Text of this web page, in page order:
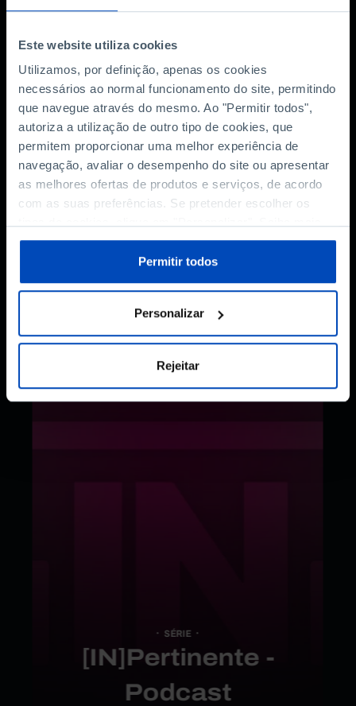
Este website utiliza cookies
Utilizamos, por definição, apenas os cookies
necessários ao normal funcionamento do site, permitindo
que navegue através do mesmo. Ao "Permitir todos",
autoriza a utilização de outro tipo de cookies, que
permitem proporcionar uma melhor experiência de
navegação, avaliar o desempenho do site ou apresentar
as melhores ofertas de produtos e serviços, de acordo
com as suas preferências. Se pretender escolher os
sobre cookies através da gestão de preferências ou da
Política de Cookies.
Permitir todos
Personalizar
Rejeitar
Hugo Carvalho...
45 MIN Saber mais
Séries
SÉRIE
[IN]Pertinente -
Podcast